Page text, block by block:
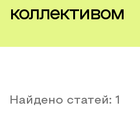
коллективом
Найдено статей: 1